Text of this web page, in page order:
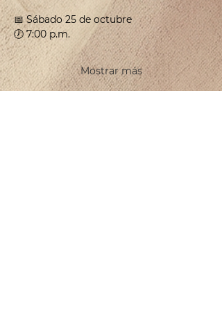
📅 Sábado 25 de octubre
🕖 7:00 p.m.
Mostrar más